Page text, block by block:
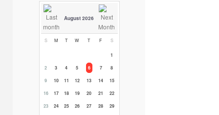
August 2026
S M T W T F S
1
2
3 4 5 6 7
8
9
10 11 12 13 14
15
16
17 18 19 20 21
22
23
24 25 26 27 28
29